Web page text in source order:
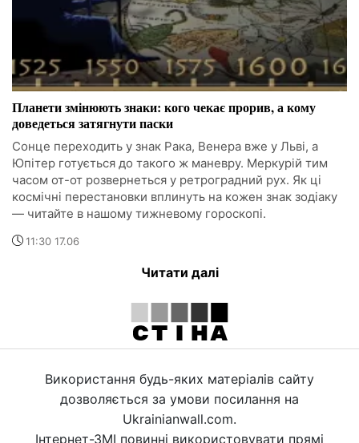
Планети змінюють знаки: кого чекає прорив, а кому
доведеться затягнути паски
Сонце переходить у знак Рака, Венера вже у Льві, а
Юпітер готується до такого ж маневру. Меркурій тим
часом от-от розвернеться у ретроградний рух. Як ці
космічні перестановки вплинуть на кожен знак зодіаку
— читайте в нашому тижневому гороскопі.
11:30 17.06
Читати далі
Використання будь-яких матеріалів сайту
дозволяється за умови посилання на
Ukrainianwall.com.
Інтернет-ЗМІ повинні використовувати прямі